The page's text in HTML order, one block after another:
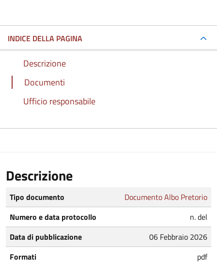
INDICE DELLA PAGINA
Descrizione
Documenti
Ufficio responsabile
Descrizione
Tipo documento
Documento Albo Pretorio
Numero e data protocollo
n. del
Data di pubblicazione
06 Febbraio 2026
Formati
pdf